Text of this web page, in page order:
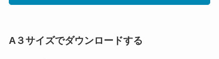
A３サイズでダウンロードする